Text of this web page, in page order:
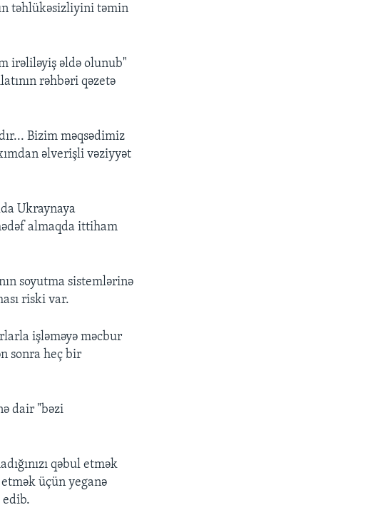
təhlükəsizliyini təmin
irəliləyiş əldə olunub"
rəhbəri qəzetə
Bizim məqsədimiz
əlverişli vəziyyət
Ukraynaya
almaqda ittiham
soyutma sistemlərinə
riski var.
işləməyə məcbur
sonra heç bir
dair "bəzi
qəbul etmək
üçün yeganə